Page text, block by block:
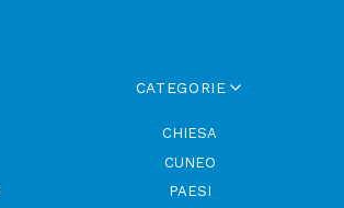
CATEGORIE
CHIESA
CUNEO
PAESI